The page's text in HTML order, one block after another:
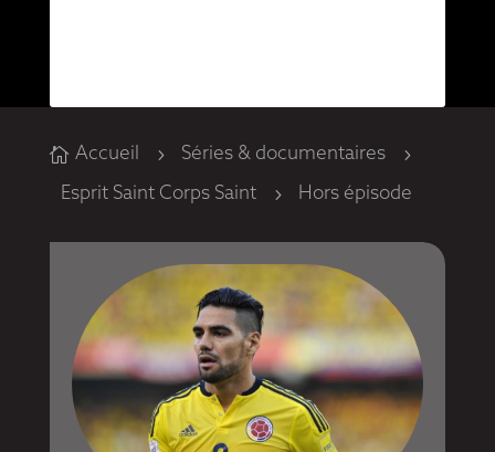
 Accueil 5 Séries & documentaires 5
Esprit Saint Corps Saint 5 Hors épisode